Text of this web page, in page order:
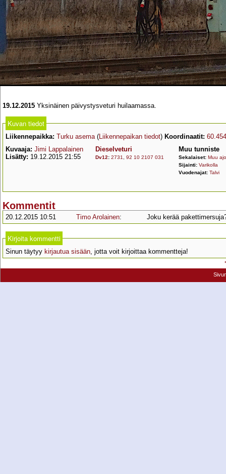
19.12.2015 Yksinäinen päivystysveturi huilaamassa.
Kuvan tiedot
Liikennepaikka: Turku asema(Liikennepaikan tiedot) Koordinaatit:
Kuvaaja: Jimi Lappalainen
Lisätty: 19.12.2015 21:55
Dieselveturi
Dv12: 2731 92 10 2107 031
Muu tunniste
Sekalaiset: Muu
Sijainti: Varikolla
Vuodenajat: Talvi
Kommentit
20.12.2015 10:51 Timo Arolainen: Joku kerää
Kirjoita kommentti
Sinun täytyy kirjautua sisään, jotta voit kirjoittaa kommentteja!